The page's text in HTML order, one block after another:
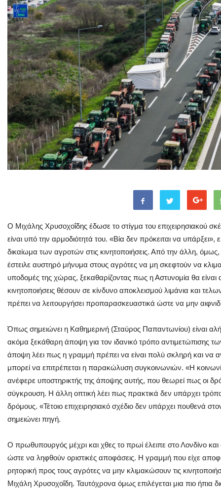
Ο Μιχάλης Χρυσοχοΐδης έδωσε το στίγμα του επιχειρησιακού
είναι υπό την αρμοδιότητά του. «Βία δεν πρόκειται να
δικαίωμα των αγροτών στις κινητοποιήσεις. Από την άλλη,
έστειλε αυστηρό μήνυμα στους αγρότες να μη σκεφτούν να
υποδομές της χώρας, ξεκαθαρίζοντας πως η Αστυνομία θα είναι
κινητοποιήσεις θέσουν σε κίνδυνο αποκλεισμού λιμάνια και
πρέπει να λειτουργήσει προπαρασκευαστικά ώστε να μην
Όπως σημειώνει η Καθημερινή (Σταύρος Παπαντωνίου) είναι
ακόμα ξεκάθαρη άποψη για τον ιδανικό τρόπο αντιμετώπισης
άποψη λέει πως η γραμμή πρέπει να είναι πολύ σκληρή και να
μπορεί να επιτρέπεται η παρακώλυση συγκοινωνιών. «Η
ανέφερε υποστηρικτής της άποψης αυτής, που θεωρεί πως οι
σύγκρουση. Η άλλη οπτική λέει πως πρακτικά δεν υπάρχει
δρόμους. «Τέτοιο επιχειρησιακό σχέδιο δεν υπάρχει πουθενά
σημειώνει πηγή.
Ο πρωθυπουργός μέχρι και χθες το πρωί έλειπε στο Λονδίνο
ώστε να ληφθούν οριστικές αποφάσεις. Η γραμμή που είχε
ρητορική προς τους αγρότες να μην κλιμακώσουν τις
Μιχάλη Χρυσοχοΐδη. Ταυτόχρονα όμως επιλέγεται μια πιο ήπια